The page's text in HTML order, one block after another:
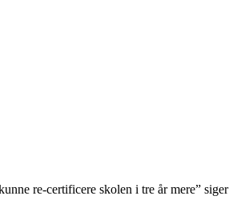
re-certificere skolen i tre år mere” siger